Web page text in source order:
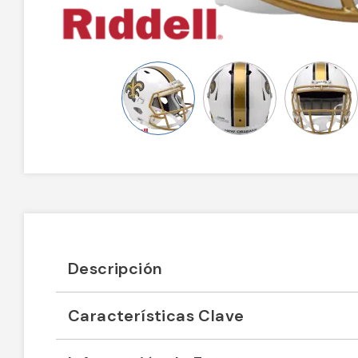
Descripción
Características Clave